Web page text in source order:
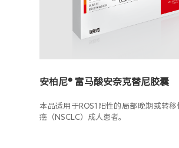
安柏尼® 富马酸安奈克替尼胶囊
本品适用于ROS1阳性的局部晚期或转
癌（NSCLC）成人患者。